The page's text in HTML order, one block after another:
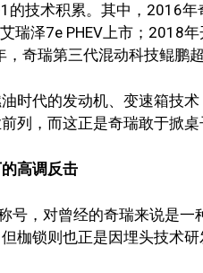
的技术积累。其中，2016
瑞泽7e PHEV上市；2018
，奇瑞第三代混动科技鲲鹏
时代的发动机、变速箱技
列，而这正是奇瑞敢于掀
高调反击
号，对曾经的奇瑞来说是
枷锁则也正是因埋头技术